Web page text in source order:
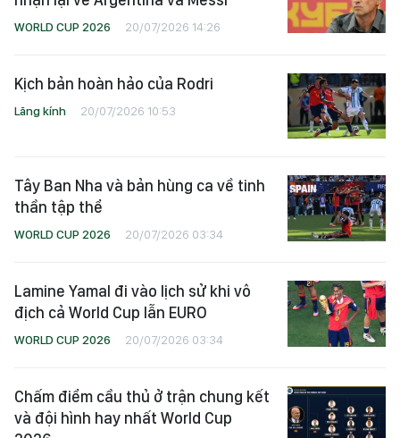
WORLD CUP 2026 20/07/2026 14:26
Kịch bản hoàn hảo của Rodri
Lăng kính 20/07/2026 10:53
Tây Ban Nha và bản hùng ca về tinh
thần tập thể
WORLD CUP 2026 20/07/2026 03:34
Lamine Yamal đi vào lịch sử khi vô
địch cả World Cup lẫn EURO
WORLD CUP 2026 20/07/2026 03:34
Chấm điểm cầu thủ ở trận chung kết
và đội hình hay nhất World Cup